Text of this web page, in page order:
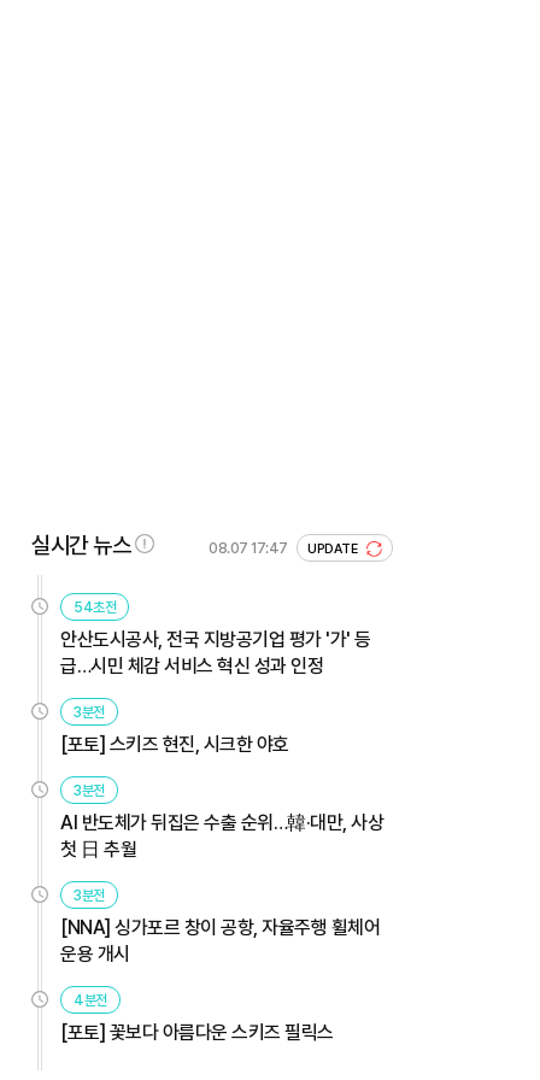
실시간 뉴스 08.07 17:47 UPDATE
54초전
안산도시공사, 전국 지방공기업 평가 '가' 등
급…시민 체감 서비스 혁신 성과 인정
3분전
[포토] 스키즈 현진, 시크한 야호
3분전
AI 반도체가 뒤집은 수출 순위…韓·대만, 사상
첫 日 추월
3분전
[NNA] 싱가포르 창이 공항, 자율주행 휠체어
운용 개시
4분전
[포토] 꽃보다 아름다운 스키즈 필릭스